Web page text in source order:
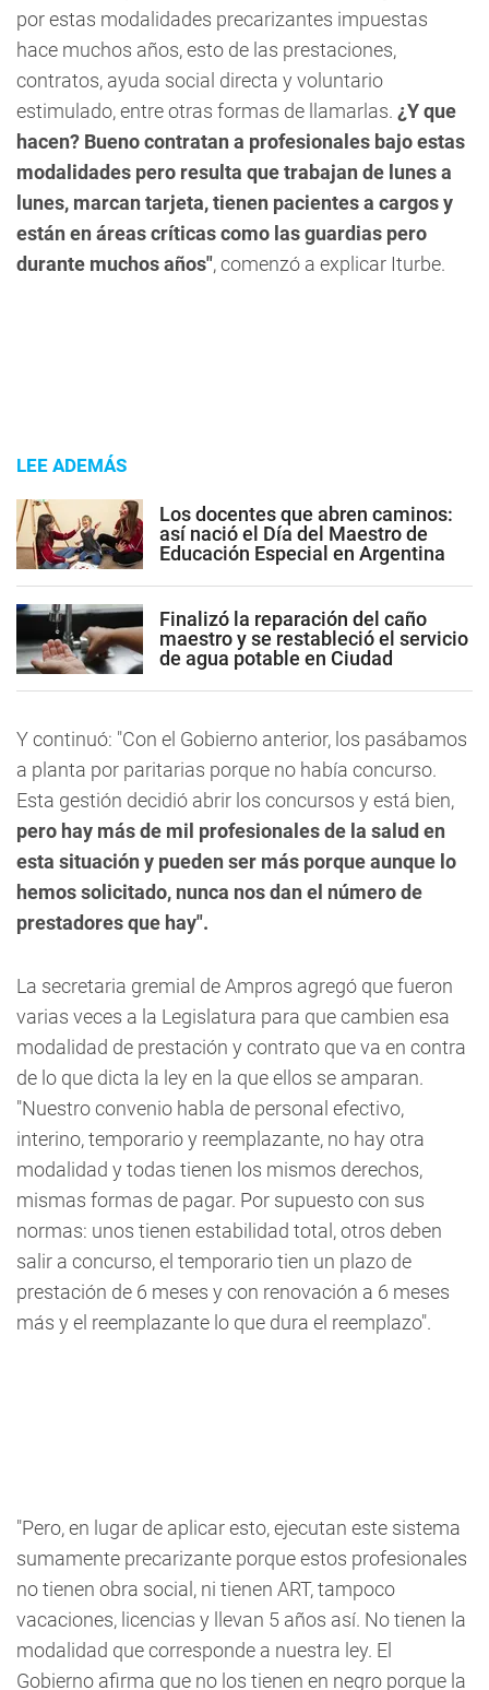
por estas modalidades precarizantes impuestas
hace muchos años, esto de las prestaciones,
contratos, ayuda social directa y voluntario
estimulado, entre otras formas de llamarlas. ¿Y que
hacen? Bueno contratan a profesionales bajo estas
modalidades pero resulta que trabajan de lunes a
lunes, marcan tarjeta, tienen pacientes a cargos y
están en áreas críticas como las guardias pero
durante muchos años", comenzó a explicar Iturbe.
LEE ADEMÁS
Los docentes que abren caminos:
así nació el Día del Maestro de
Educación Especial en Argentina
Finalizó la reparación del caño
maestro y se restableció el servicio
de agua potable en Ciudad
Y continuó: "Con el Gobierno anterior, los pasábamos
a planta por paritarias porque no había concurso.
Esta gestión decidió abrir los concursos y está bien,
pero hay más de mil profesionales de la salud en
esta situación y pueden ser más porque aunque lo
hemos solicitado, nunca nos dan el número de
prestadores que hay".
La secretaria gremial de Ampros agregó que fueron
varias veces a la Legislatura para que cambien esa
modalidad de prestación y contrato que va en contra
de lo que dicta la ley en la que ellos se amparan.
"Nuestro convenio habla de personal efectivo,
interino, temporario y reemplazante, no hay otra
modalidad y todas tienen los mismos derechos,
mismas formas de pagar. Por supuesto con sus
normas: unos tienen estabilidad total, otros deben
salir a concurso, el temporario tien un plazo de
prestación de 6 meses y con renovación a 6 meses
más y el reemplazante lo que dura el reemplazo".
"Pero, en lugar de aplicar esto, ejecutan este sistema
sumamente precarizante porque estos profesionales
no tienen obra social, ni tienen ART, tampoco
vacaciones, licencias y llevan 5 años así. No tienen la
modalidad que corresponde a nuestra ley. El
Gobierno afirma que no los tienen en negro porque la